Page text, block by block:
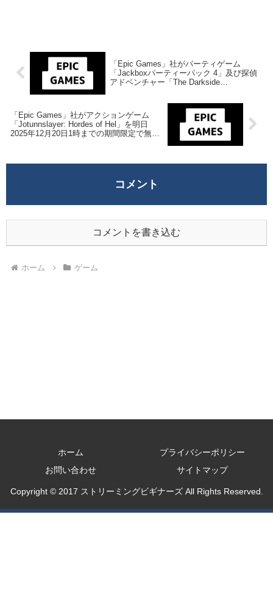
「Epic Games」社がパーティゲーム
「Jackboxパーティーパック 4」及び探偵
アドベンチャー「The Darkside
「Epic Games」社がアクションゲーム
「Jotunnslayer: Hordes of Hel」を明日
2025年12月20日1時までの期間限定で無料
コメント
コメントを書き込む
ホーム ゲーム
ホーム
プライバシーポリシー
お問い合わせ
サイトマップ
Copyright © 2017 ストリーミングビギナーズ All Rights Reserved.